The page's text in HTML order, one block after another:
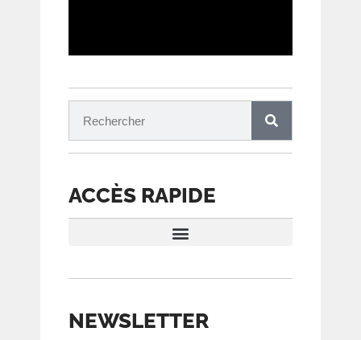
ACCÈS RAPIDE
NEWSLETTER